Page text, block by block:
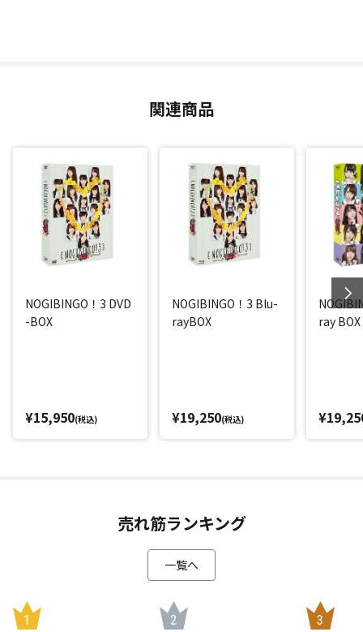
関連商品
NOGIBINGO！3 DVD
-BOX
¥15,950(税込)
NOGIBINGO！3 Blu-
rayBOX
¥19,250(税込)
ray BOX
売れ筋ランキング
一覧へ